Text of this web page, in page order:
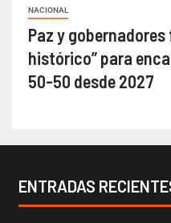
NACIONAL
Paz y
histórico” para
50-50 desde 2027
ENTRADAS